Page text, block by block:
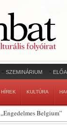
SZEMINÁRIUM
HÍREK KULTÚRA
„Engedelmes Belgium”